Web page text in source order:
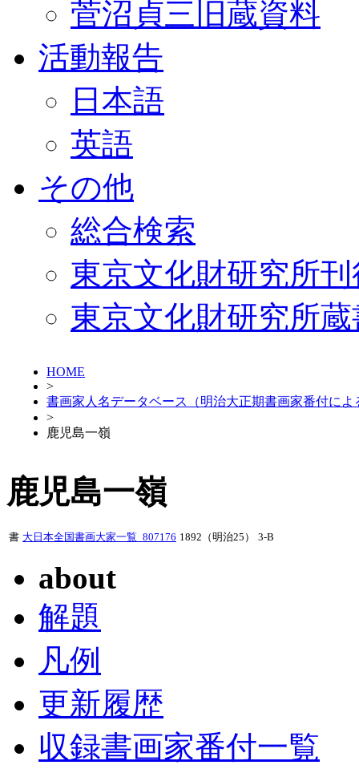
菅沼貞三旧蔵資料
活動報告
日本語
英語
その他
総合検索
東京文化財研究所
東京文化財研究所
HOME
>
書画家人名データベース（明治大正期書画家番付によ
>
鹿児島一嶺
鹿児島一嶺
書 大日本全国書画大家一覧_807176 1892（明治25） 3-B
about
解題
凡例
更新履歴
収録書画家番付一覧